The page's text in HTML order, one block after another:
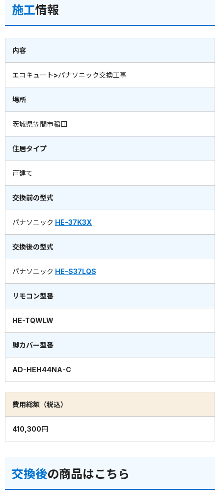
施工情報
内容
エコキュート>パナソニック交換工事
場所
茨城県笠間市稲田
住居タイプ
戸建て
交換前の型式
パナソニック HE-37K3X
交換後の型式
パナソニック HE-S37LQS
リモコン型番
HE-TQWLW
脚カバー型番
AD-HEH44NA-C
費用総額（税込）
410,300円
交換後の商品はこちら